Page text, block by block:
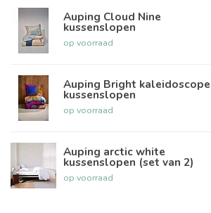
Auping Cloud Nine
kussenslopen
op voorraad
Auping Bright kaleidoscope
kussenslopen
op voorraad
Auping arctic white
kussenslopen (set van 2)
op voorraad